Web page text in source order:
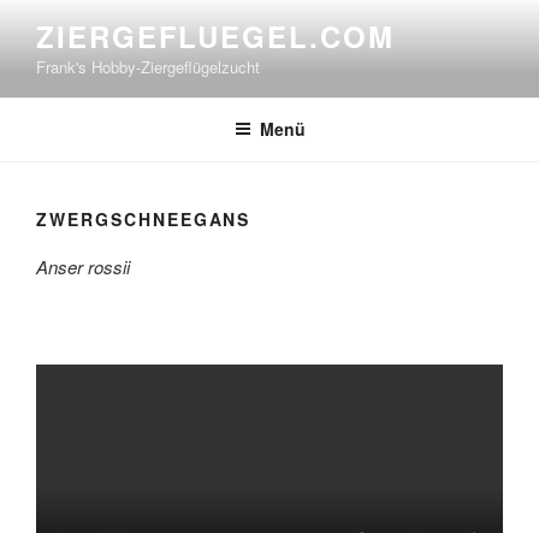
Inhalt
springen
ZIERGEFLUEGEL.COM
Frank's Hobby-Ziergeflügelzucht
Menü
ZWERGSCHNEEGANS
Anser rossii